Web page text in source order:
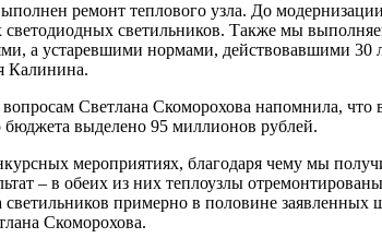
ремонт теплового узла. До
светодиодных светильников. Также мы
а устаревшими нормами, действовавшими 30
Калинина.
Светлана Скоморохова напомнила, что
бюджета выделено 95 миллионов рублей.
мероприятиях, благодаря чему мы
– в обеих из них теплоузлы
примерно в половине
Скоморохова.